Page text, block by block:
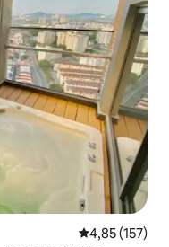
4,85 de uma
4,85 (157)